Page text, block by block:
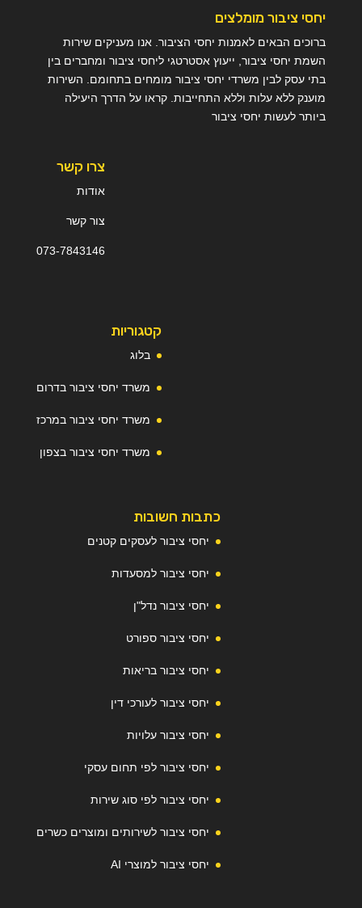
יחסי ציבור מומלצים
ברוכים הבאים לאמנות יחסי הציבור. אנו מעניקים שירות
השמת יחסי ציבור, ייעוץ אסטרטגי ליחסי ציבור ומחברים בין
בתי עסק לבין משרדי יחסי ציבור מומחים בתחומם. השירות
מוענק ללא עלות וללא התחייבות. קראו על הדרך היעילה
ביותר לעשות יחסי ציבור
צרו קשר
אודות
צור קשר
073-7843146
קטגוריות
בלוג
משרד יחסי ציבור בדרום
משרד יחסי ציבור במרכז
משרד יחסי ציבור בצפון
כתבות חשובות
יחסי ציבור לעסקים קטנים
יחסי ציבור למסעדות
יחסי ציבור נדל"ן
יחסי ציבור ספורט
יחסי ציבור בריאות
יחסי ציבור לעורכי דין
יחסי ציבור עלויות
יחסי ציבור לפי תחום עסקי
יחסי ציבור לפי סוג שירות
יחסי ציבור לשירותים ומוצרים כשרים
יחסי ציבור למוצרי AI